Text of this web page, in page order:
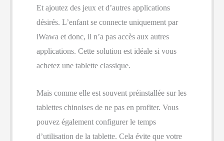
Et ajoutez des jeux et d’autres applications
désirés. L’enfant se connecte uniquement par
iWawa et donc, il n’a pas accès aux autres
applications. Cette solution est idéale si vous
achetez une tablette classique.
Mais comme elle est souvent préinstallée sur les
tablettes chinoises de ne pas en profiter. Vous
pouvez également configurer le temps
d’utilisation de la tablette. Cela évite que votre